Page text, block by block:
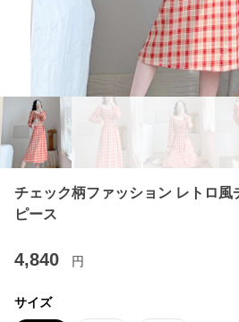
チェック柄ファッション レトロ風
ピース
4,840 円
サイズ